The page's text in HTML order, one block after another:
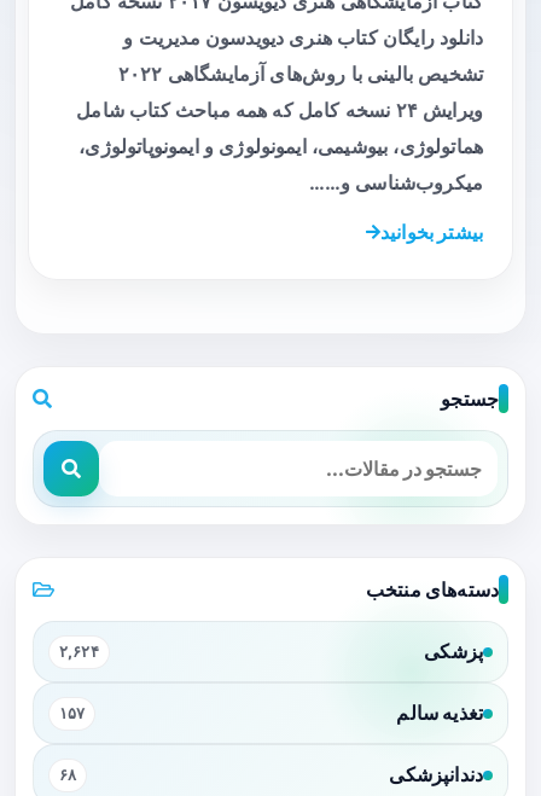
دانلود رایگان کتاب هنری دیویدسون مدیریت و
تشخیص بالینی با روش‌های آزمایشگاهی ۲۰۲۲
ویرایش ۲۴ نسخه کامل که همه مباحث کتاب شامل
هماتولوژی، بیوشیمی، ایمونولوژی و ایمونوپاتولوژی،
میکروب‌شناسی و……
بیشتر بخوانید
جستجو
دسته‌های منتخب
پزشکی ۲,۶۲۴
تغذیه سالم ۱۵۷
دندانپزشکی ۶۸